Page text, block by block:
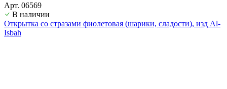
Арт. 06569
В наличии
Открытка со стразами фиолетовая (шарики, сладости), изд Al-
Isbah